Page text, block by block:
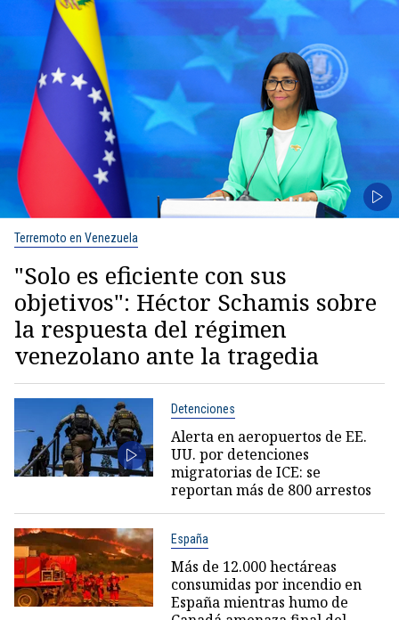
Terremoto en Venezuela
"Solo es eficiente con sus
objetivos": Héctor Schamis sobre
la respuesta del régimen
venezolano ante la tragedia
Detenciones
Alerta en aeropuertos de EE.
UU. por detenciones
migratorias de ICE: se
reportan más de 800 arrestos
España
Más de 12.000 hectáreas
consumidas por incendio en
España mientras humo de